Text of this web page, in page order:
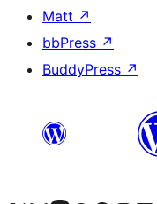
Matt ↗
bbPress ↗
BuddyPress ↗